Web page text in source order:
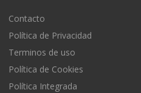
Contacto
Política de Privacidad
Terminos de uso
Política de Cookies
Política Integrada